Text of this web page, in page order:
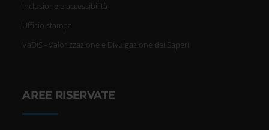
Inclusione e accessibilità
Ufficio stampa
VaDiS - Valorizzazione e Divulgazione dei Saperi
AREE RISERVATE